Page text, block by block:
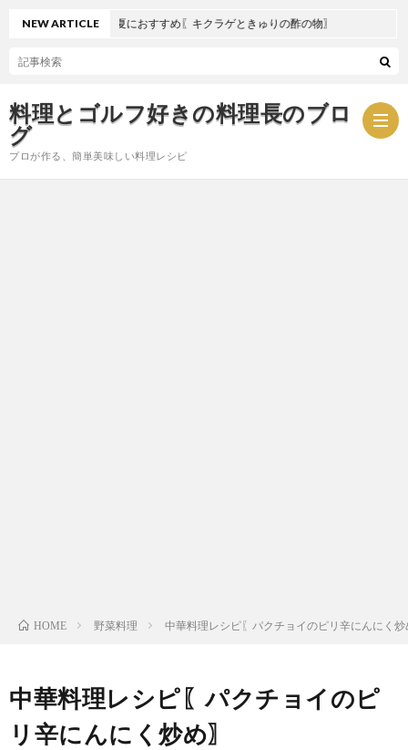
料理とゴルフ好きの料理長のブロ
グ
プロが作る、簡単美味しい料理レシピ
NEW ARTICLE夏におすすめ〖キクラゲときゅりの酢の物〗
HOME 野菜料理 中華料理レシピ〖パクチョイのピリ辛にんにく炒
中華料理レシピ〖パクチョイのピ
リ辛にんにく炒め〗